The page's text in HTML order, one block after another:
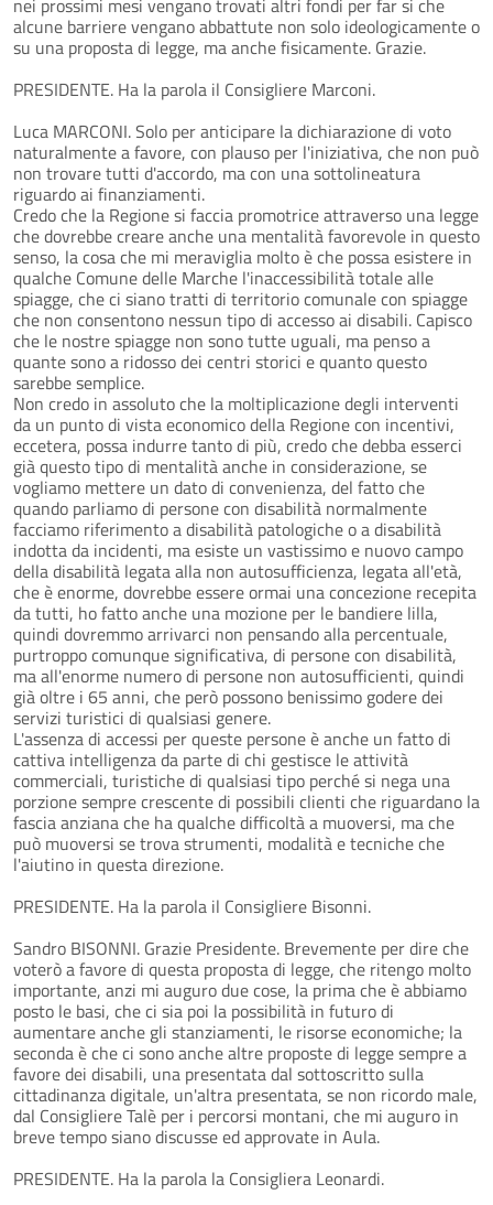
alcune barriere vengano abbattute non solo ideologicamente o
su una proposta di legge, ma anche fisicamente. Grazie.
PRESIDENTE. Ha la parola il Consigliere Marconi.
Luca MARCONI. Solo per anticipare la dichiarazione di voto
naturalmente a favore, con plauso per l'iniziativa, che non può
non trovare tutti d'accordo, ma con una sottolineatura
riguardo ai finanziamenti.
Credo che la Regione si faccia promotrice attraverso una legge
che dovrebbe creare anche una mentalità favorevole in questo
senso, la cosa che mi meraviglia molto è che possa esistere in
qualche Comune delle Marche l'inaccessibilità totale alle
spiagge, che ci siano tratti di territorio comunale con spiagge
che non consentono nessun tipo di accesso ai disabili. Capisco
che le nostre spiagge non sono tutte uguali, ma penso a
quante sono a ridosso dei centri storici e quanto questo
sarebbe semplice.
Non credo in assoluto che la moltiplicazione degli interventi
da un punto di vista economico della Regione con incentivi,
eccetera, possa indurre tanto di più, credo che debba esserci
già questo tipo di mentalità anche in considerazione, se
vogliamo mettere un dato di convenienza, del fatto che
quando parliamo di persone con disabilità normalmente
facciamo riferimento a disabilità patologiche o a disabilità
indotta da incidenti, ma esiste un vastissimo e nuovo campo
della disabilità legata alla non autosufficienza, legata all'età,
che è enorme, dovrebbe essere ormai una concezione recepita
da tutti, ho fatto anche una mozione per le bandiere lilla,
quindi dovremmo arrivarci non pensando alla percentuale,
purtroppo comunque significativa, di persone con disabilità,
ma all'enorme numero di persone non autosufficienti, quindi
già oltre i 65 anni, che però possono benissimo godere dei
servizi turistici di qualsiasi genere.
L'assenza di accessi per queste persone è anche un fatto di
cattiva intelligenza da parte di chi gestisce le attività
commerciali, turistiche di qualsiasi tipo perché si nega una
porzione sempre crescente di possibili clienti che riguardano la
fascia anziana che ha qualche difficoltà a muoversi, ma che
può muoversi se trova strumenti, modalità e tecniche che
l'aiutino in questa direzione.
PRESIDENTE. Ha la parola il Consigliere Bisonni.
Sandro BISONNI. Grazie Presidente. Brevemente per dire che
voterò a favore di questa proposta di legge, che ritengo molto
importante, anzi mi auguro due cose, la prima che è abbiamo
posto le basi, che ci sia poi la possibilità in futuro di
aumentare anche gli stanziamenti, le risorse economiche; la
seconda è che ci sono anche altre proposte di legge sempre a
favore dei disabili, una presentata dal sottoscritto sulla
cittadinanza digitale, un'altra presentata, se non ricordo male,
dal Consigliere Talè per i percorsi montani, che mi auguro in
breve tempo siano discusse ed approvate in Aula.
PRESIDENTE. Ha la parola la Consigliera Leonardi.